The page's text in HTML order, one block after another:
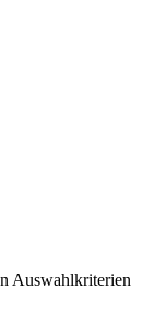
Auswahlkriterien